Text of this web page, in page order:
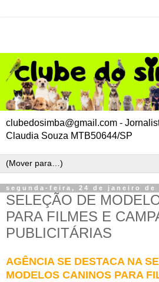
clubedosimba@gmail.com -
Claudia Souza MTB50644/SP
segunda-feira, 24 de janeiro de
SELEÇÃO DE
PARA FILMES E
PUBLICITÁRIAS
AGÊNCIA SE DESTACA NA
MODELOS CANINOS PARA